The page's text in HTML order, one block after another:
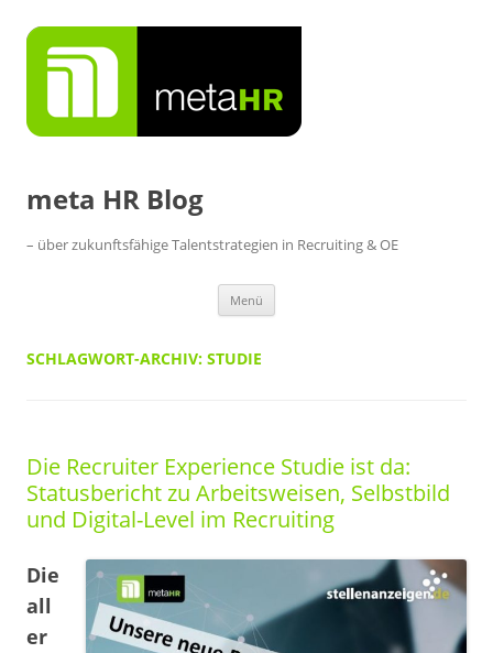
Inhalt
springen
meta HR Blog
– über zukunftsfähige Talentstrategien in Recruiting & OE
Menü
SCHLAGWORT-ARCHIV: STUDIE
Die Recruiter Experience Studie ist da:
Statusbericht zu Arbeitsweisen, Selbstbild
und Digital-Level im Recruiting
Die
all
er